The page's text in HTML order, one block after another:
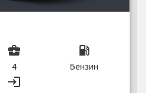
business_center
4
local_gas_station
Бензин
login